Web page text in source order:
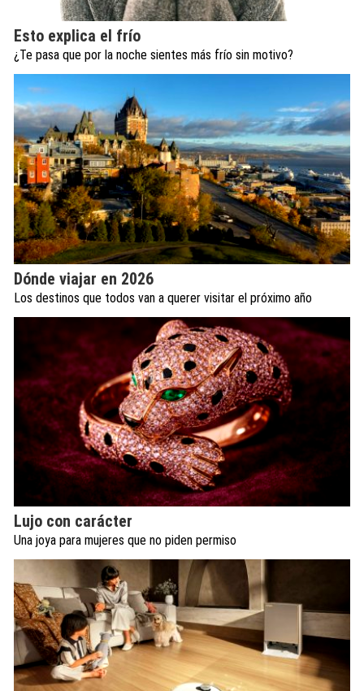
Esto explica el frío
¿Te pasa que por la noche sientes más frío sin motivo?
Dónde viajar en 2026
Los destinos que todos van a querer visitar el próximo año
Lujo con carácter
Una joya para mujeres que no piden permiso